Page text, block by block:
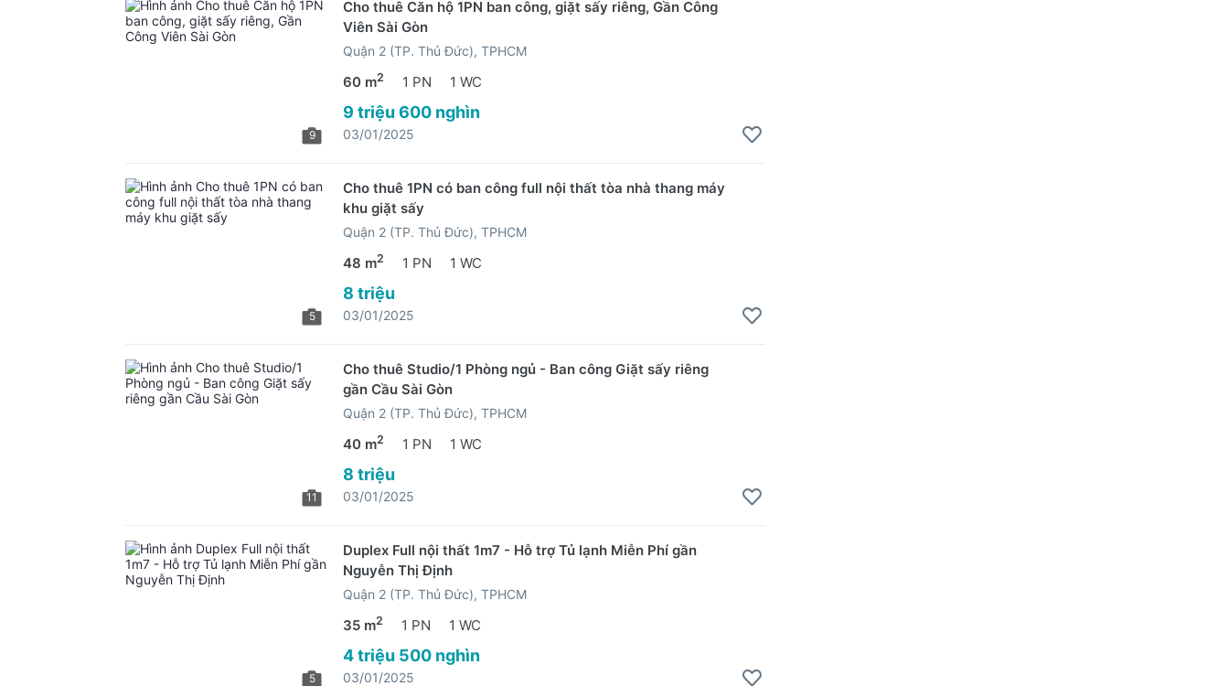
9
Cho thuê Căn hộ 1PN ban công, giặt sấy riêng, Gần Công
Viên Sài Gòn
Quận 2 (TP. Thủ Đức), TPHCM
60 m2 1 PN 1 WC
9 triệu 600 nghìn
03/01/2025
5
Cho thuê 1PN có ban công full nội thất tòa nhà thang máy
khu giặt sấy
Quận 2 (TP. Thủ Đức), TPHCM
48 m2 1 PN 1 WC
8 triệu
03/01/2025
11
Cho thuê Studio/1 Phòng ngủ - Ban công Giặt sấy riêng
gần Cầu Sài Gòn
Quận 2 (TP. Thủ Đức), TPHCM
40 m2 1 PN 1 WC
8 triệu
03/01/2025
5
Duplex Full nội thất 1m7 - Hỗ trợ Tủ lạnh Miễn Phí gần
Nguyễn Thị Định
Quận 2 (TP. Thủ Đức), TPHCM
35 m2 1 PN 1 WC
4 triệu 500 nghìn
03/01/2025